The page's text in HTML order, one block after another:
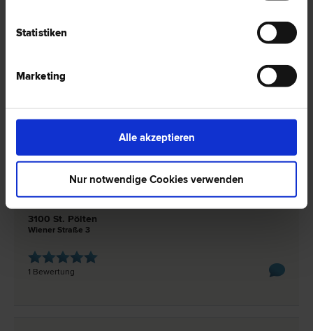
Statistiken
Marketing
Alle akzeptieren
Nur notwendige Cookies verwenden
Arbeits­recht | Familien­recht | Straf­recht | Verkehrs­recht |
Verwaltungsstraf­recht | Scheidungs­recht
3100 St. Pölten
Wiener Straße 3
1 Bewertung